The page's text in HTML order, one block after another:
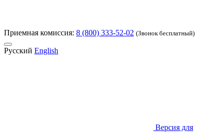
Приемная комиссия: 8 (800) 333-52-02 (Звонок бесплатный)
Русский English
Версия для